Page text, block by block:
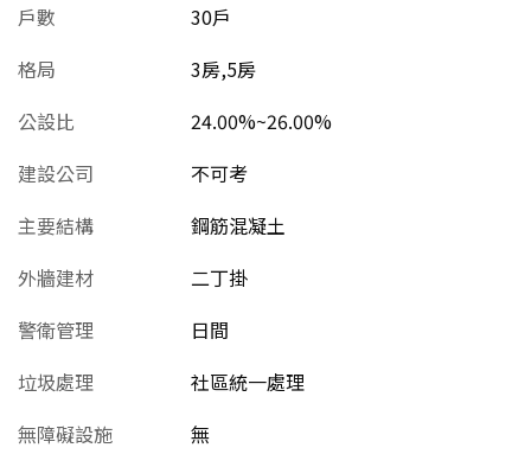
戶數
30戶
格局
3房,5房
公設比
24.00%~26.00%
建設公司
不可考
主要結構
鋼筋混凝土
外牆建材
二丁掛
警衛管理
日間
垃圾處理
社區統一處理
無障礙設施
無